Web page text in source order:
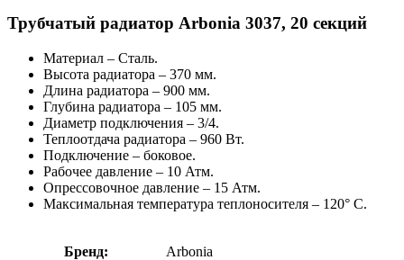
Трубчатый радиатор Arbonia 3037, 20 секций
Материал – Сталь.
Высота радиатора – 370 мм.
Длина радиатора – 900 мм.
Глубина радиатора – 105 мм.
Диаметр подключения – 3/4.
Теплоотдача радиатора – 960 Вт.
Подключение – боковое.
Рабочее давление – 10 Атм.
Опрессовочное давление – 15 Атм.
Максимальная температура теплоносителя – 120° C.
Бренд: Arbonia